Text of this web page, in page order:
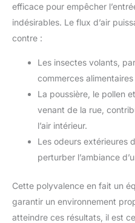
efficace pour empêcher
indésirables. Le flux d’air
contre :
Les insectes volants,
commerces
La poussière, le pollen
venant de la rue,
l’air intérieur.
Les odeurs extérieures
perturber l’ambiance
Cette polyvalence en fait un
garantir un environnement
atteindre ces résultats, il est